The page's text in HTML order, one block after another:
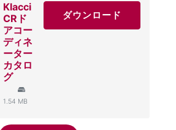
Klacci
CRド
アコー
ディネ
ーター
カタロ
グ
1.54 MB
ダウンロード